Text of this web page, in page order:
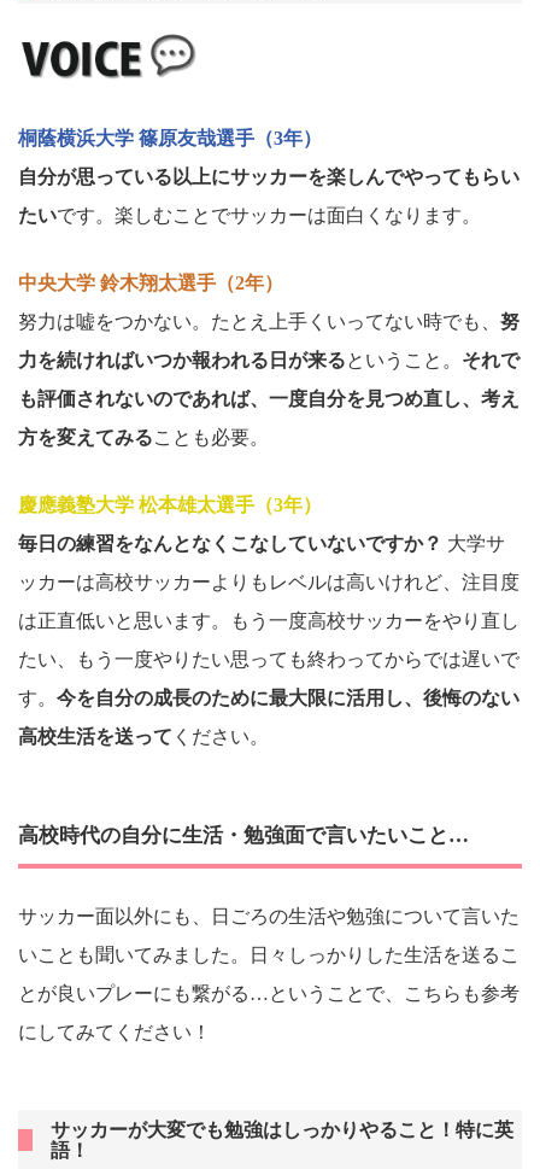
桐蔭横浜大学 篠原友哉選手（3年）
自分が思っている以上にサッカーを楽しんでやってもらい
たいです。楽しむことでサッカーは面白くなります。
中央大学 鈴木翔太選手（2年）
努力は嘘をつかない。たとえ上手くいってない時でも、努
力を続ければいつか報われる日が来るということ。 それで
も評価されないのであれば、一度自分を見つめ直し、考え
方を変えてみることも必要。
慶應義塾大学 松本雄太選手（3年）
毎日の練習をなんとなくこなしていないですか？ 大学サ
ッカーは高校サッカーよりもレベルは高いけれど、注目度
は正直低いと思います。もう一度高校サッカーをやり直し
たい、もう一度やりたい思っても終わってからでは遅いで
す。 今を自分の成長のために最大限に活用し、後悔のない
高校生活を送って ください。
高校時代の自分に生活・勉強面で言いたいこと…
サッカー面以外にも、日ごろの生活や勉強について言いた
いことも聞いてみました。日々しっかりした生活を送るこ
とが良いプレーにも繋がる…ということで、こちらも参考
にしてみてください！
サッカーが大変でも勉強はしっかりやること！特に英
語！